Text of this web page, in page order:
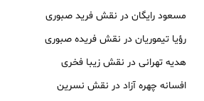
مسعود رایگان در نقش فرید صبوری
رؤیا تیموریان در نقش فریده صبوری
هدیه تهرانی در نقش زیبا فخری
افسانه چهره آزاد در نقش نسرین